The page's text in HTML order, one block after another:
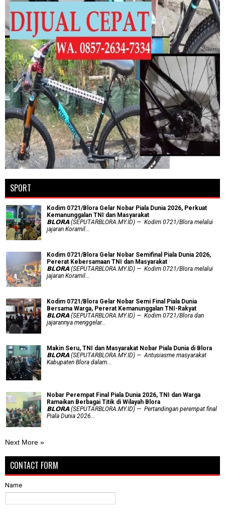
SPORT
Kodim 0721/Blora Gelar Nobar Piala Dunia 2026, Perkuat
Kemanunggalan TNI dan Masyarakat
𝗕𝗟𝗢𝗥𝗔 (SEPUTARBLORA.MY.ID) — Kodim 0721/Blora melalui
jajaran Koramil...
Kodim 0721/Blora Gelar Nobar Semifinal Piala Dunia 2026,
Pererat Kebersamaan TNI dan Masyarakat
𝗕𝗟𝗢𝗥𝗔 (SEPUTARBLORA.MY.ID) — Kodim 0721/Blora melalui
jajaran Koramil...
Kodim 0721/Blora Gelar Nobar Semi Final Piala Dunia
Bersama Warga, Pererat Kemanunggalan TNI-Rakyat
𝗕𝗟𝗢𝗥𝗔 (SEPUTARBLORA.MY.ID) — Kodim 0721/Blora dan
jajarannya menggelar...
Makin Seru, TNI dan Masyarakat Nobar Piala Dunia di Blora
𝗕𝗟𝗢𝗥𝗔 (SEPUTARBLORA.MY.ID) — Antusiasme masyarakat
Kabupaten Blora dalam...
Nobar Perempat Final Piala Dunia 2026, TNI dan Warga
Ramaikan Berbagai Titik di Wilayah Blora
𝗕𝗟𝗢𝗥𝗔 (SEPUTARBLORA.MY.ID) — Pertandingan perempat final
Piala Dunia 2026...
Next More »
CONTACT FORM
Name